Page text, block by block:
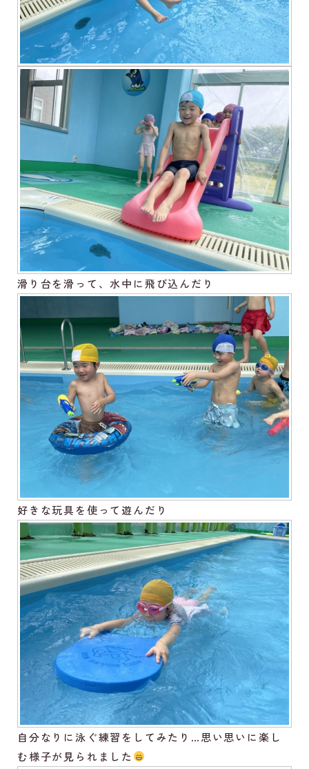
滑り台を滑って、水中に飛び込んだり
好きな玩具を使って遊んだり
自分なりに泳ぐ練習をしてみたり…思い思いに楽し
む様子が見られました